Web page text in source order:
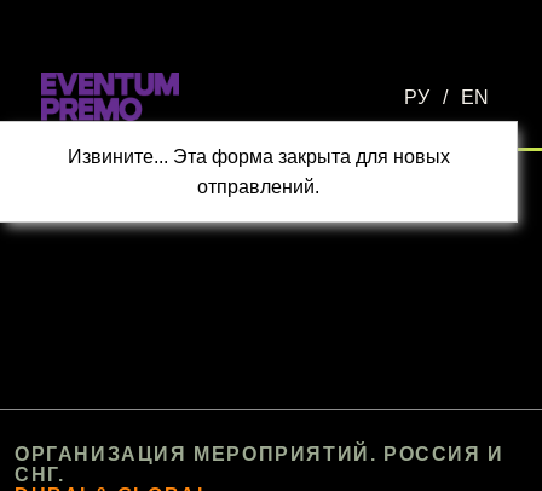
РУ / EN
Статус
Извините... Эта форма закрыта для новых
отправлений.
ОРГАНИЗАЦИЯ МЕРОПРИЯТИЙ. РОССИЯ И
СНГ.